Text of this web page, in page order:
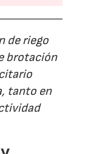
de riego
brotación
tanto en